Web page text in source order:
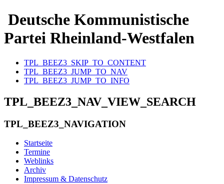
Deutsche Kommunistische
Partei Rheinland-Westfalen
TPL_BEEZ3_SKIP_TO_CONTENT
TPL_BEEZ3_JUMP_TO_NAV
TPL_BEEZ3_JUMP_TO_INFO
TPL_BEEZ3_NAV_VIEW_SEARCH
TPL_BEEZ3_NAVIGATION
Startseite
Termine
Weblinks
Archiv
Impressum & Datenschutz